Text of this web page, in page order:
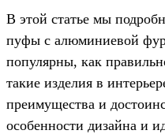
В этой статье мы
пуфы с алюминиевой
популярны, как
такие изделия в
преимущества и
особенности дизайна и